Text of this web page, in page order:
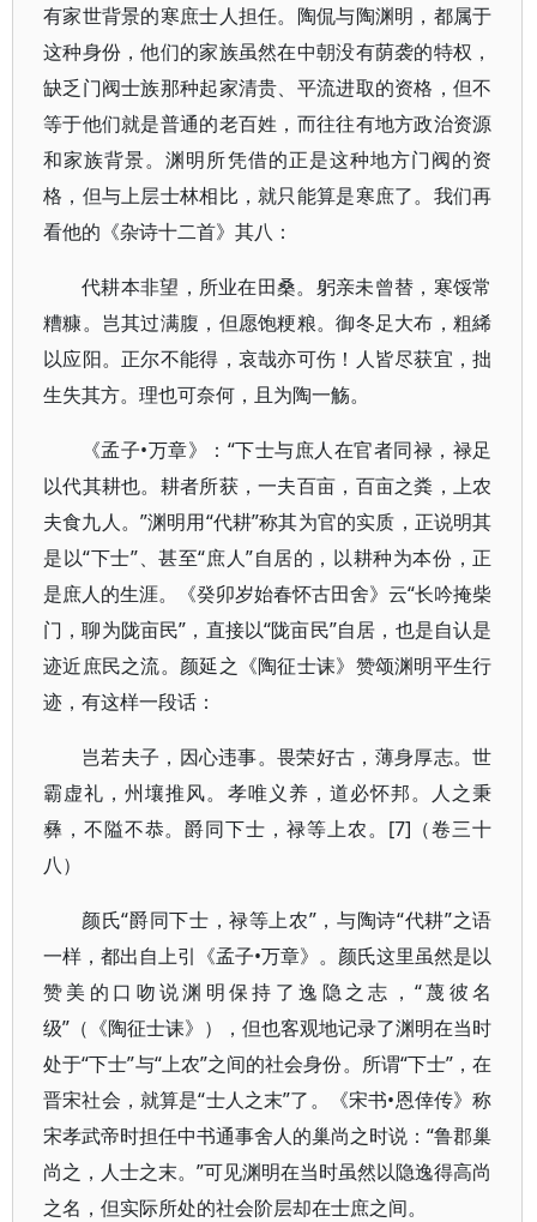
有家世背景的寒庶士人担任。陶侃与陶渊明，都属于
这种身份，他们的家族虽然在中朝没有荫袭的特权，
缺乏门阀士族那种起家清贵、平流进取的资格，但不
等于他们就是普通的老百姓，而往往有地方政治资源
和家族背景。渊明所凭借的正是这种地方门阀的资
格，但与上层士林相比，就只能算是寒庶了。我们再
看他的《杂诗十二首》其八：
代耕本非望，所业在田桑。躬亲未曾替，寒馁常
糟糠。岂其过满腹，但愿饱粳粮。御冬足大布，粗絺
以应阳。正尔不能得，哀哉亦可伤！人皆尽获宜，拙
生失其方。理也可奈何，且为陶一觞。
《孟子•万章》：“下士与庶人在官者同禄，禄足
以代其耕也。耕者所获，一夫百亩，百亩之粪，上农
夫食九人。”渊明用“代耕”称其为官的实质，正说明其
是以“下士”、甚至“庶人”自居的，以耕种为本份，正
是庶人的生涯。《癸卯岁始春怀古田舍》云“长吟掩柴
门，聊为陇亩民”，直接以“陇亩民”自居，也是自认是
迹近庶民之流。颜延之《陶征士诔》赞颂渊明平生行
迹，有这样一段话：
岂若夫子，因心违事。畏荣好古，薄身厚志。世
霸虚礼，州壤推风。孝唯义养，道必怀邦。人之秉
彝，不隘不恭。爵同下士，禄等上农。[7]（卷三十
八）
颜氏“爵同下士，禄等上农”，与陶诗“代耕”之语
一样，都出自上引《孟子•万章》。颜氏这里虽然是以
赞美的口吻说渊明保持了逸隐之志，“蔑彼名
级”（《陶征士诔》），但也客观地记录了渊明在当时
处于“下士”与“上农”之间的社会身份。所谓“下士”，在
晋宋社会，就算是“士人之末”了。《宋书•恩倖传》称
宋孝武帝时担任中书通事舍人的巢尚之时说：“鲁郡巢
尚之，人士之末。”可见渊明在当时虽然以隐逸得高尚
之名，但实际所处的社会阶层却在士庶之间。